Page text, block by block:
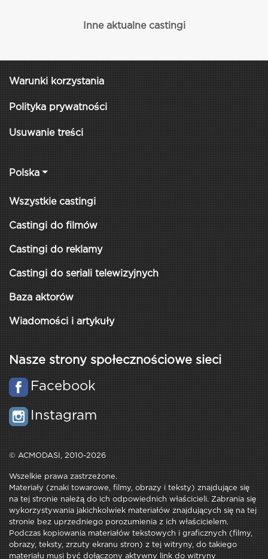
Inne aktualne castingi
Warunki korzystania
Polityka prywatności
Usuwanie treści
Polska
Wszystkie castingi
Castingi do filmów
Castingi do reklamy
Castingi do seriali telewizyjnych
Baza aktorów
Wiadomości i artykuły
Nasze strony społecznościowe sieci
Facebook
Instagram
© ACMODASI, 2010-2026
Wszelkie prawa zastrzeżone.
Materiały (znaki towarowe, filmy, obrazy i teksty) znajdujące się
na tej stronie należą do ich odpowiednich właścicieli. Zabrania się
wykorzystywania jakichkolwiek materiałów znajdujących się na tej
stronie bez uprzedniego porozumienia z ich właścicielem.
Podczas kopiowania materiałów tekstowych i graficznych (filmy,
obrazy, teksty, zrzuty ekranu stron) z tej witryny, do takiego
materiału musi być dołączony aktywny link do witryny